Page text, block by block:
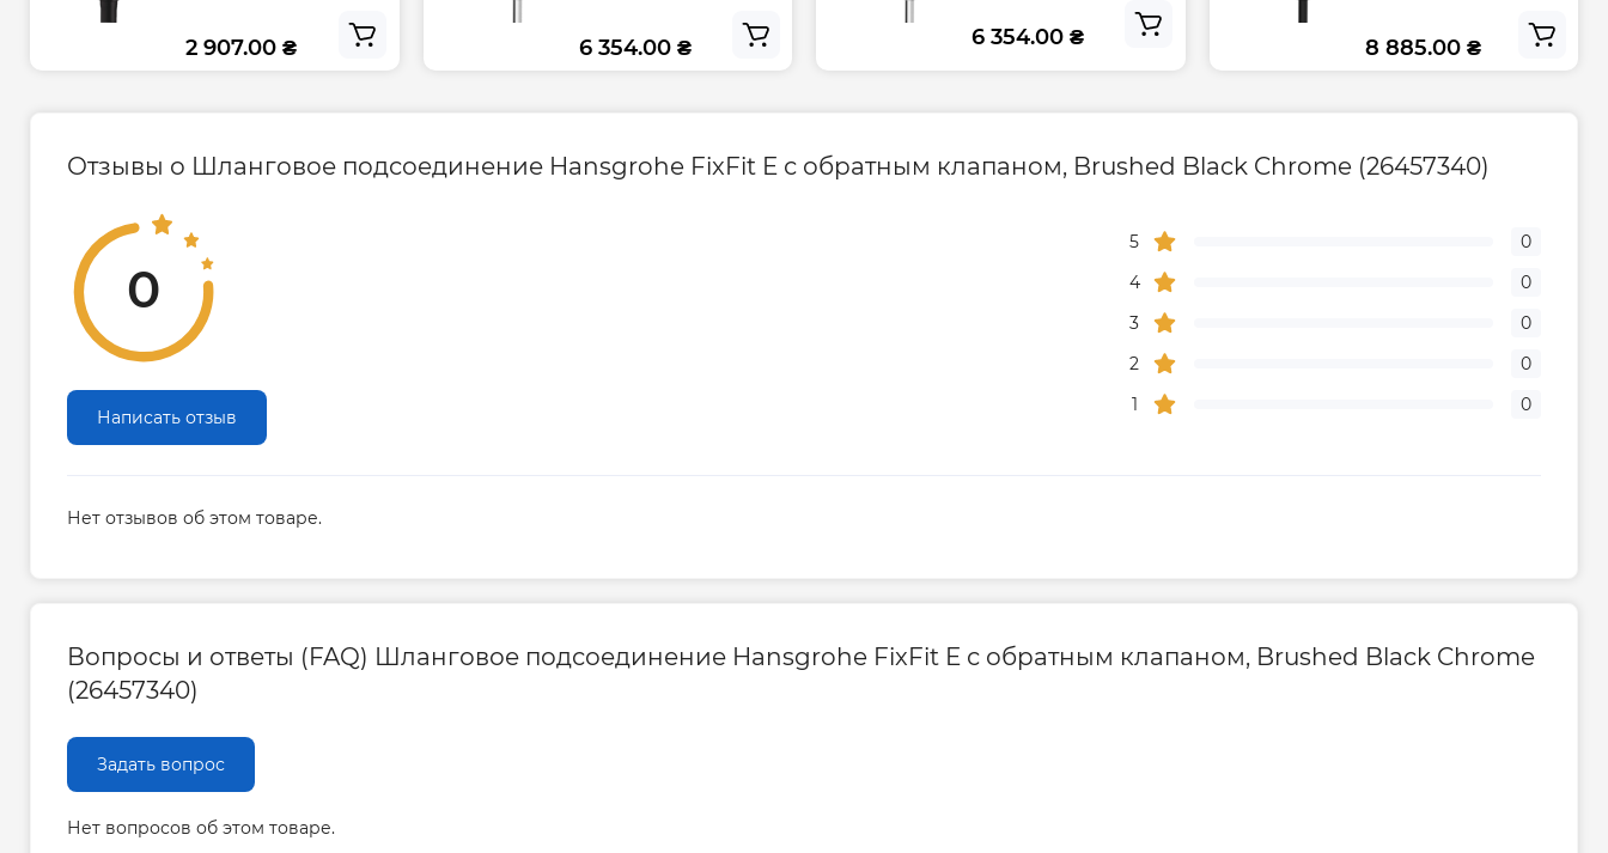
2 907.00 ₴ 6 354.00 ₴ 6 354.00 ₴ 8 885.00 ₴
Отзывы о Шланговое подсоединение Hansgrohe FixFit E с обратным клапаном, Brushed Black Chrome (26457340)
0
Написать отзыв
5
0
4
0
3
0
2
0
1
0
Нет отзывов об этом товаре.
Вопросы и ответы (FAQ) Шланговое подсоединение Hansgrohe FixFit E с обратным клапаном, Brushed Black Chrome
(26457340)
Задать вопрос
Нет вопросов об этом товаре.